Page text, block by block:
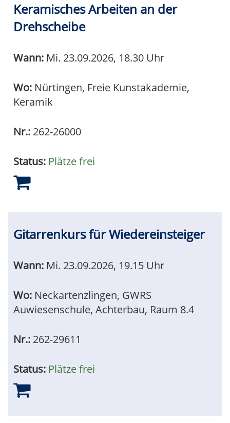
Keramisches Arbeiten an der
Drehscheibe
Wann: Mi. 23.09.2026, 18.30 Uhr
Wo: Nürtingen, Freie Kunstakademie,
Keramik
Nr.: 262-26000
Status: Plätze frei
Gitarrenkurs für Wiedereinsteiger
Wann: Mi. 23.09.2026, 19.15 Uhr
Wo: Neckartenzlingen, GWRS
Auwiesenschule, Achterbau, Raum 8.4
Nr.: 262-29611
Status: Plätze frei